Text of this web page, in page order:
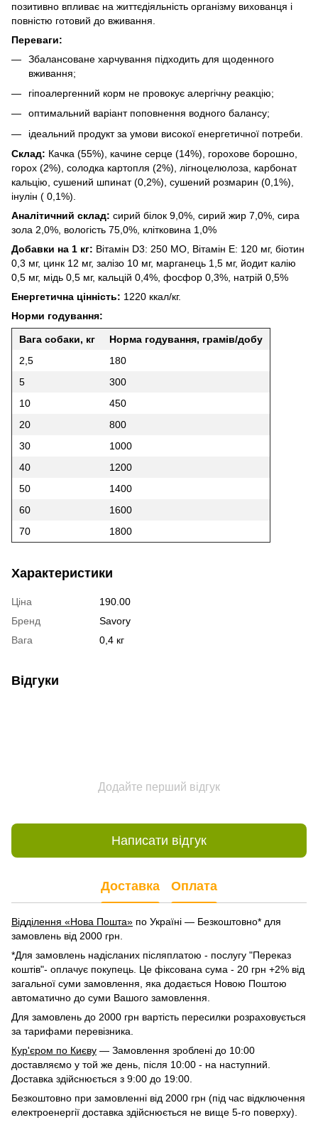
позитивно впливає на життєдіяльність організму вихованця і
повністю готовий до вживання.
Переваги:
Збалансоване харчування підходить для щоденного
вживання;
гіпоалергенний корм не провокує алергічну реакцію;
оптимальний варіант поповнення водного балансу;
ідеальний продукт за умови високої енергетичної потреби.
Склад: Качка (55%), качине серце (14%), горохове борошно,
горох (2%), солодка картопля (2%), лігноцелюлоза, карбонат
кальцію, сушений шпинат (0,2%), сушений розмарин (0,1%),
інулін ( 0,1%).
Аналітичний склад: сирий білок 9,0%, сирий жир 7,0%, сира
зола 2,0%, вологість 75,0%, клітковина 1,0%
Добавки на 1 кг: Вітамін D3: 250 МО, Вітамін Е: 120 мг, біотин
0,3 мг, цинк 12 мг, залізо 10 мг, марганець 1,5 мг, йодит калію
0,5 мг, мідь 0,5 мг, кальцій 0,4%, фосфор 0,3%, натрій 0,5%
Енергетична цінність: 1220 ккал/кг.
Норми годування:
Вага собаки, кг
Норма годування, грамів/добу
2,5
180
5
300
10
450
20
800
30
1000
40
1200
50
1400
60
1600
70
1800
Характеристики
Ціна
190.00
Бренд
Savory
Вага
0,4 кг
Відгуки
Додайте перший відгук
Написати відгук
Доставка Оплата
Відділення «Нова Пошта» по Україні — Безкоштовно* для
замовлень від 2000 грн.
*Для замовлень надісланих післяплатою - послугу "Переказ
коштів"- оплачує покупець. Це фіксована сума - 20 грн +2% від
загальної суми замовлення, яка додається Новою Поштою
автоматично до суми Вашого замовлення.
Для замовлень до 2000 грн вартість пересилки розраховується
за тарифами перевізника.
Кур'єром по Києву — Замовлення зроблені до 10:00
доставляємо у той же день, після 10:00 - на наступний.
Доставка здійснюється з 9:00 до 19:00.
Безкоштовно при замовленні від 2000 грн (під час відключення
електроенергії доставка здійснюється не вище 5-го поверху).